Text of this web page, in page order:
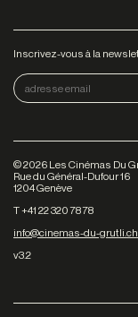
Inscrivez-vous à la
©2026 Les Cinémas Du
Rue du Général-Dufour 16
1204 Genève
T +41 22 320 78 78
info@cinemas-du-grutli.ch
v3.2